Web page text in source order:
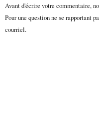
Avant d'écrire votre commentaire,
Pour une question ne se rapportant
courriel.